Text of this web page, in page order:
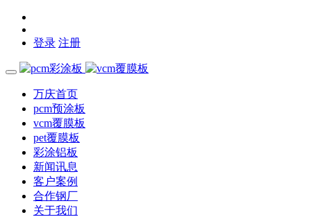
登录 注册
万庆首页
pcm预涂板
vcm覆膜板
pet覆膜板
彩涂铝板
新闻讯息
客户案例
合作钢厂
关于我们